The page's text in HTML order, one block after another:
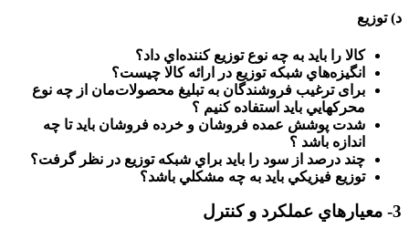
د) توزيع
كالا را بايد به چه نوع توزيع كننده‌اي داد؟
انگيزه‌هاي شبكه توزيع در ارائه كالا چيست؟
برای ترغيب فروشندگان به تبليغ محصولات‌مان از چه نوع
محركهايي بايد استفاده كنيم ؟
شدت پوشش عمده فروشان و خرده فروشان بايد تا چه
اندازه باشد ؟
چند درصد از سود را بايد براي شبكه توزيع در نظر گرفت؟
توزيع فيزيكي بايد به چه مشكلي باشد؟
3- معيارهاي عملكرد و كنترل